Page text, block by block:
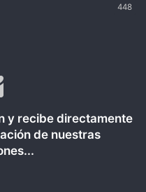
448
y recibe directamente
de nuestras